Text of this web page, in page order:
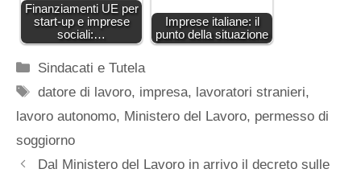
Finanziamenti UE per
start-up e imprese
sociali:…
Imprese italiane: il
punto della situazione
Categorie
Sindacati e Tutela
Tag
datore di lavoro, impresa, lavoratori stranieri,
lavoro autonomo, Ministero del Lavoro, permesso di
soggiorno
Dal Ministero del Lavoro in arrivo il decreto sulle